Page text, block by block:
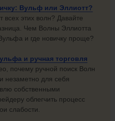
Вульф или Эллиотт?
всех этих волн? Давайте
Чем Волны Эллиотта
и где новичку проще?
и ручная торговля
почему ручной поиск Волн
незаметно для себя
собственными
облегчить процесс
слабости.